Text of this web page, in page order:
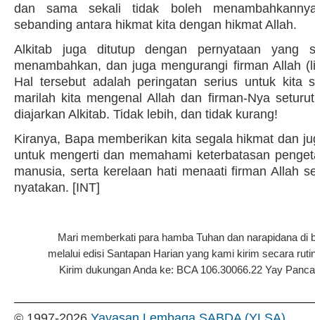
dan sama sekali tidak boleh
sebanding antara hikmat kita dengan hikmat Allah.
Alkitab juga ditutup dengan pernyataan yang
menambahkan, dan juga mengurangi firman Allah
Hal tersebut adalah peringatan serius untuk kita
marilah kita mengenal Allah dan firman-Nya
diajarkan Alkitab. Tidak lebih, dan tidak kurang!
Kiranya, Bapa memberikan kita segala hikmat dan
untuk mengerti dan memahami keterbatasan
manusia, serta kerelaan hati menaati firman Allah
nyatakan. [INT]
Mari memberkati para hamba Tuhan dan narapidana di
melalui edisi Santapan Harian yang kami kirim secara
Kirim dukungan Anda ke: BCA 106.30066.22 Yay